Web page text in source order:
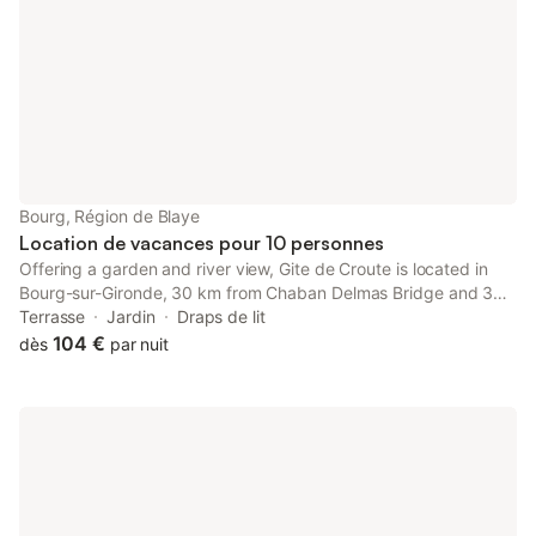
Bourg, Région de Blaye
Location de vacances pour 10 personnes
Offering a garden and river view, Gite de Croute is located in
Bourg-sur-Gironde, 30 km from Chaban Delmas Bridge and 30
km from La Cite du Vin. This property offers access to a terrace
and free private parking.
Terrasse Jardin
Draps de lit
dès 104 € par nuit